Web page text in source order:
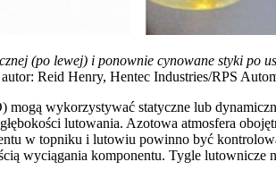
(po lewej) i ponownie cynowane styki po
autor: Reid Henry, Hentec Industries/RPS
wykorzystywać statyczne lub
lutowania. Azotowa atmosfera
w topniku i lutowiu powinno być
wyciągania komponentu. Tygle lutownicze